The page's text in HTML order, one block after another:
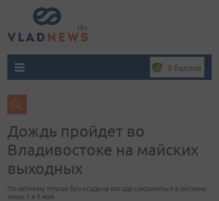
0 баллов
Дождь пройдет во
Владивостоке на майских
выходных
По-летнему теплая без осадков погода сохраниться в регионе
лишь 1 и 2 мая